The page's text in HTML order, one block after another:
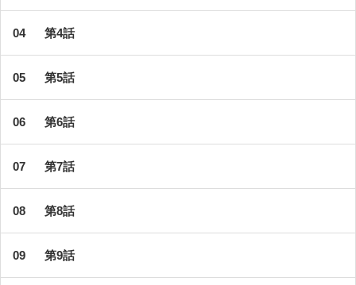
第4話
第5話
第6話
第7話
第8話
第9話